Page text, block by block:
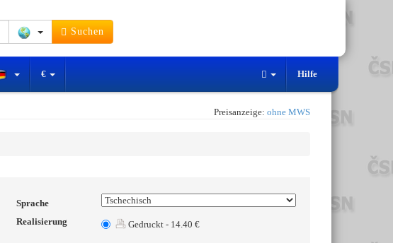
Suchen
€ Hilfe
Preisanzeige: ohne MWS
Sprache
Realisierung
Gedruckt - 14.40 €